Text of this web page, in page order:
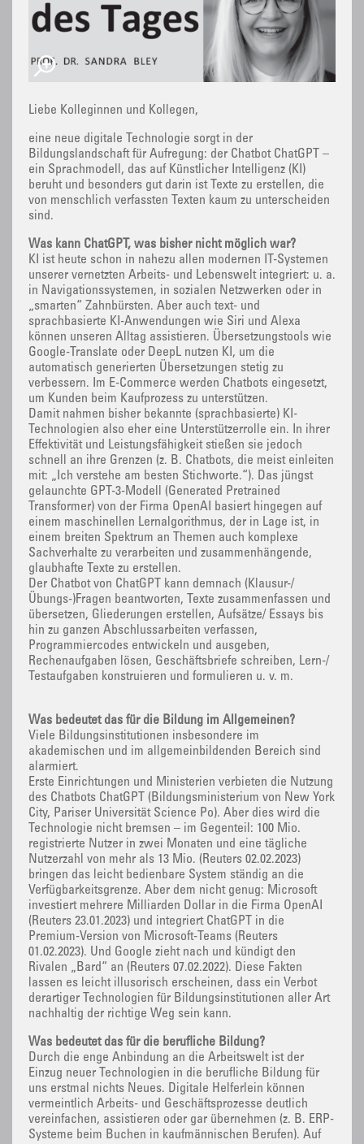
Liebe Kolleginnen und Kollegen,
eine neue digitale Technologie sorgt in der
Bildungslandschaft für Aufregung: der Chatbot ChatGPT –
ein Sprachmodell, das auf Künstlicher Intelligenz (KI)
beruht und besonders gut darin ist Texte zu erstellen, die
von menschlich verfassten Texten kaum zu unterscheiden
sind.
Was kann ChatGPT, was bisher nicht möglich war?
KI ist heute schon in nahezu allen modernen IT-Systemen
unserer vernetzten Arbeits- und Lebenswelt integriert: u. a.
in Navigationssystemen, in sozialen Netzwerken oder in
„smarten“ Zahnbürsten. Aber auch text- und
sprachbasierte KI-Anwendungen wie Siri und Alexa
können unseren Alltag assistieren. Übersetzungstools wie
Google-Translate oder DeepL nutzen KI, um die
automatisch generierten Übersetzungen stetig zu
verbessern. Im E-Commerce werden Chatbots eingesetzt,
um Kunden beim Kaufprozess zu unterstützen.
Damit nahmen bisher bekannte (sprachbasierte) KI-
Technologien also eher eine Unterstützerrolle ein. In ihrer
Effektivität und Leistungsfähigkeit stießen sie jedoch
schnell an ihre Grenzen (z. B. Chatbots, die meist einleiten
mit: „Ich verstehe am besten Stichworte.“). Das jüngst
gelaunchte GPT-3-Modell (Generated Pretrained
Transformer) von der Firma OpenAI basiert hingegen auf
einem maschinellen Lernalgorithmus, der in Lage ist, in
einem breiten Spektrum an Themen auch komplexe
Sachverhalte zu verarbeiten und zusammenhängende,
glaubhafte Texte zu erstellen.
Der Chatbot von ChatGPT kann demnach (Klausur-/
Übungs-)Fragen beantworten, Texte zusammenfassen und
übersetzen, Gliederungen erstellen, Aufsätze/ Essays bis
hin zu ganzen Abschlussarbeiten verfassen,
Programmiercodes entwickeln und ausgeben,
Rechenaufgaben lösen, Geschäftsbriefe schreiben, Lern-/
Testaufgaben konstruieren und formulieren u. v. m.
Was bedeutet das für die Bildung im Allgemeinen?
Viele Bildungsinstitutionen insbesondere im
akademischen und im allgemeinbildenden Bereich sind
alarmiert.
Erste Einrichtungen und Ministerien verbieten die Nutzung
des Chatbots ChatGPT (Bildungsministerium von New York
City, Pariser Universität Science Po). Aber dies wird die
Technologie nicht bremsen – im Gegenteil: 100 Mio.
registrierte Nutzer in zwei Monaten und eine tägliche
Nutzerzahl von mehr als 13 Mio. (Reuters 02.02.2023)
bringen das leicht bedienbare System ständig an die
Verfügbarkeitsgrenze. Aber dem nicht genug: Microsoft
investiert mehrere Milliarden Dollar in die Firma OpenAI
(Reuters 23.01.2023) und integriert ChatGPT in die
Premium-Version von Microsoft-Teams (Reuters
01.02.2023). Und Google zieht nach und kündigt den
Rivalen „Bard“ an (Reuters 07.02.2022). Diese Fakten
lassen es leicht illusorisch erscheinen, dass ein Verbot
derartiger Technologien für Bildungsinstitutionen aller Art
nachhaltig der richtige Weg sein kann.
Was bedeutet das für die berufliche Bildung?
Durch die enge Anbindung an die Arbeitswelt ist der
Einzug neuer Technologien in die berufliche Bildung für
uns erstmal nichts Neues. Digitale Helferlein können
vermeintlich Arbeits- und Geschäftsprozesse deutlich
vereinfachen, assistieren oder gar übernehmen (z. B. ERP-
Systeme beim Buchen in kaufmännischen Berufen). Auf